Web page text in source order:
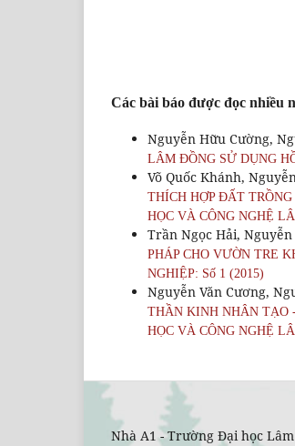
Các bài báo được đọc nhiều
Nguyễn Hữu Cường,
LÂM ĐỒNG SỬ DỤNG
Võ Quốc Khánh,
THÍCH HỢP ĐẤT
HỌC VÀ CÔNG NGHỆ
Trần Ngọc Hải,
PHÁP CHO VƯỜN TRE
NGHIỆP: Số 1 (2015)
Nguyễn Văn Cương,
THẦN KINH NHÂN TẠO
HỌC VÀ CÔNG NGHỆ
Nhà A1 - Trường Đại học